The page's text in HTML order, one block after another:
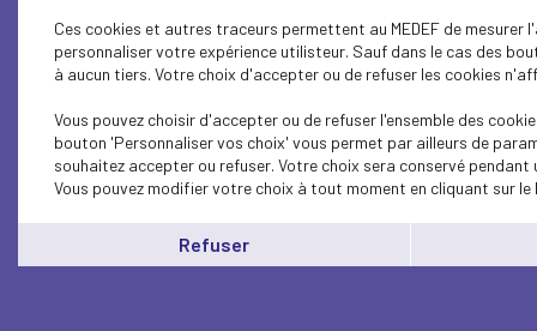
Ces cookies et autres traceurs permettent au MEDEF de
personnaliser votre expérience utilisteur. Sauf dans le cas des
à aucun tiers. Votre choix d'accepter ou de refuser les cookies
Vous pouvez choisir d'accepter ou de refuser l'ensemble des
bouton 'Personnaliser vos choix' vous permet par ailleurs de
souhaitez accepter ou refuser. Votre choix sera conservé pendant
Vous pouvez modifier votre choix à tout moment en cliquant sur le
Refuser